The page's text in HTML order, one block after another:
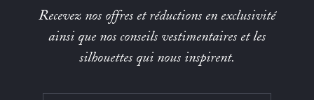
Recevez nos offres et réductions en exclusivité
ainsi que nos conseils vestimentaires et les
silhouettes qui nous inspirent.